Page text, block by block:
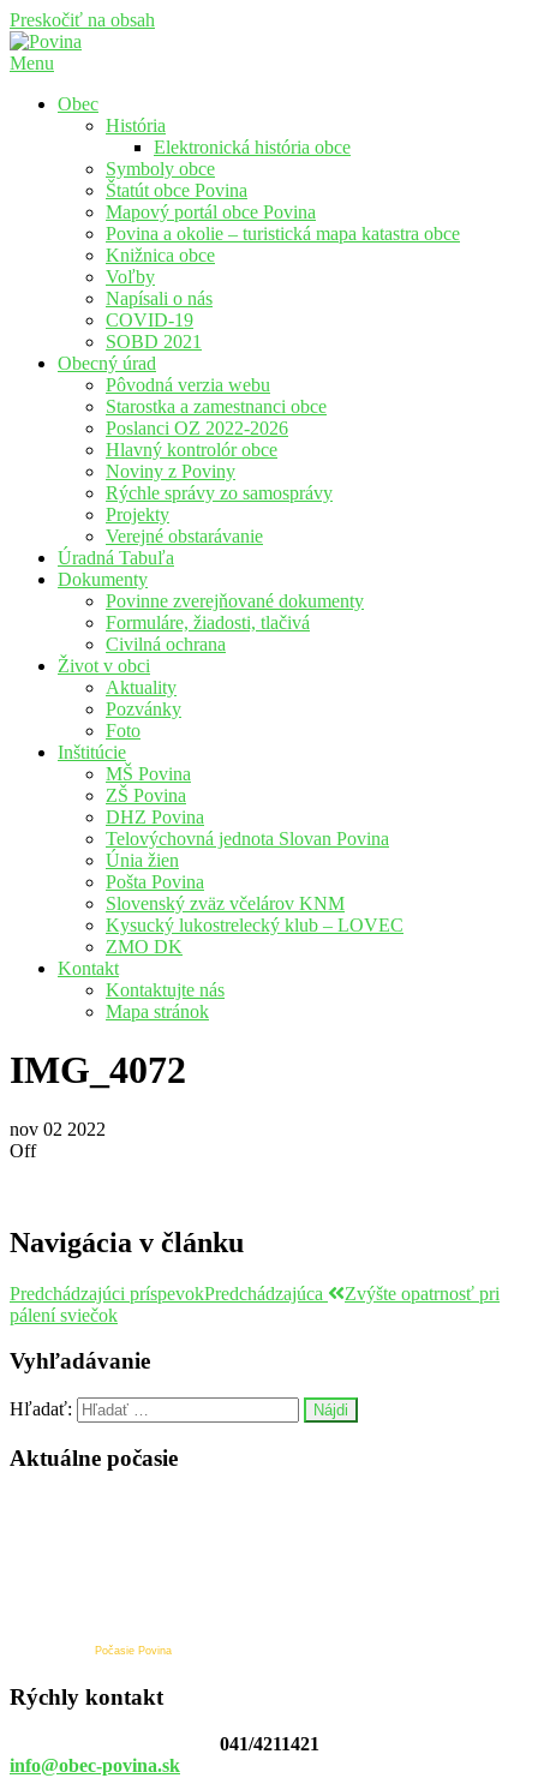
Preskočiť na obsah
Menu
Obec
História
Elektronická história obce
Symboly obce
Štatút obce Povina
Mapový portál obce Povina
Povina a okolie – turistická mapa katastra obce
Knižnica obce
Voľby
Napísali o nás
COVID-19
SOBD 2021
Obecný úrad
Pôvodná verzia webu
Starostka a zamestnanci obce
Poslanci OZ 2022-2026
Hlavný kontrolór obce
Noviny z Poviny
Rýchle správy zo samosprávy
Projekty
Verejné obstarávanie
Úradná Tabuľa
Dokumenty
Povinne zverejňované dokumenty
Formuláre, žiadosti, tlačivá
Civilná ochrana
Život v obci
Aktuality
Pozvánky
Foto
Inštitúcie
MŠ Povina
ZŠ Povina
DHZ Povina
Telovýchovná jednota Slovan Povina
Únia žien
Pošta Povina
Slovenský zväz včelárov KNM
Kysucký lukostrelecký klub – LOVEC
ZMO DK
Kontakt
Kontaktujte nás
Mapa stránok
IMG_4072
nov 02 2022
Off
Navigácia v článku
Predchádzajúci príspevokPredchádzajúca
Zvýšte opatrnosť pri
pálení sviečok
Vyhľadávanie
Hľadať:
Aktuálne počasie
Počasie Povina
Rýchly kontakt
041/4211421
info@obec-povina.sk